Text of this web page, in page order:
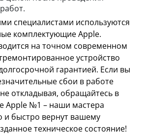
специалистами используются
комплектующие Apple.
на точном современном
устройство
гарантией. Если вы
сбои в работе
откладывая, обращайтесь в
Apple №1 – наши мастера
и быстро вернут вашему
техническое состояние!